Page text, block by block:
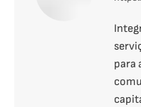
para